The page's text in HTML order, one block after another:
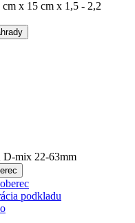
podkladu